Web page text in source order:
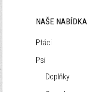
NAŠE NABÍDKA
Ptáci
Psi
Doplňky